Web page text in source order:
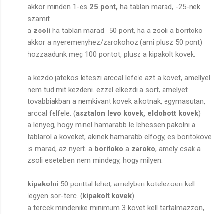
akkor minden 1-es 25 pont, ha tablan marad, -25-nek
szamit
a zsoli ha tablan marad -50 pont, ha a zsoli a boritoko
akkor a nyeremenyhez/zarokohoz (ami plusz 50 pont)
hozzaadunk meg 100 pontot, plusz a kipakolt kovek.
a kezdo jatekos leteszi arccal lefele azt a kovet, amellyel
nem tud mit kezdeni. ezzel elkezdi a sort, amelyet
tovabbiakban a nemkivant kovek alkotnak, egymasutan,
arccal felfele. (asztalon levo kovek, eldobott kovek)
a lenyeg, hogy minel hamarabb le lehessen pakolni a
tablarol a koveket, akinek hamarabb elfogy, es boritokove
is marad, az nyert. a boritoko a zaroko, amely csak a
zsoli eseteben nem mindegy, hogy milyen.
kipakolni 50 ponttal lehet, amelyben kotelezoen kell
legyen sor-terc. (kipakolt kovek)
a tercek mindenike minimum 3 kovet kell tartalmazzon,